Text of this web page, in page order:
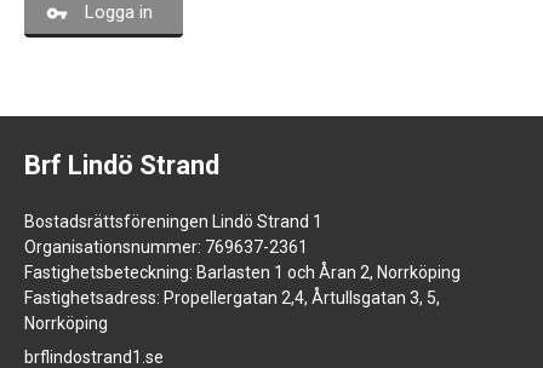
Logga in
Brf Lindö Strand
Bostadsrättsföreningen Lindö Strand 1
Organisationsnummer: 769637-2361
Fastighetsbeteckning: Barlasten 1 och Åran 2, Norrköping
Fastighetsadress: Propellergatan 2,4, Årtullsgatan 3, 5,
Norrköping
brflindostrand1.se